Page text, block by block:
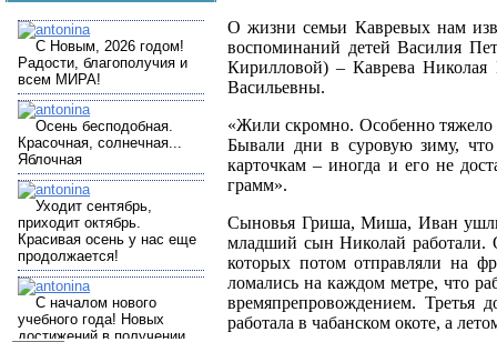
О жизни семьи Кавревых нам
воспоминаний детей Василия
Кирилловой) – Каврева
Васильевны.
«Жили скромно. Особенно
Бывали дни в суровую зиму,
карточкам – иногда и его не
грамм».
Сыновья Гриша, Миша, Иван
младший сын Николай работали.
которых потом отправляли на
ломались на каждом метре, что
времяпрепровождением.
работала в чабанском окоте, а